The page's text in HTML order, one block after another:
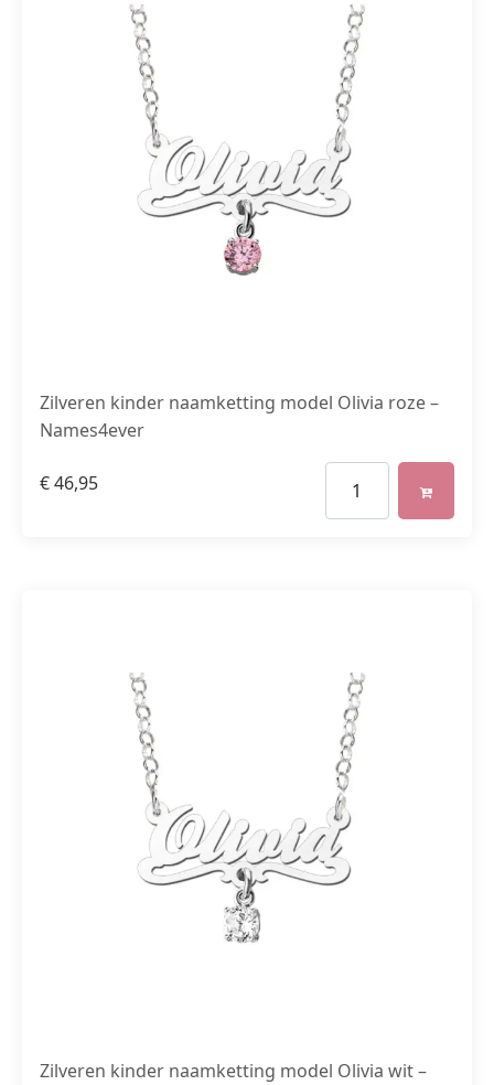
Zilveren kinder naamketting model Olivia roze –
Names4ever
€46,95
Zilveren kinder naamketting model Olivia wit –